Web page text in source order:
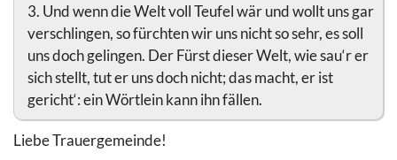
3. Und wenn die Welt voll Teufel wär und wollt uns gar
verschlingen, so fürchten wir uns nicht so sehr, es soll
uns doch gelingen. Der Fürst dieser Welt, wie sau‘r er
sich stellt, tut er uns doch nicht; das macht, er ist
gericht‘: ein Wörtlein kann ihn fällen.
Liebe Trauergemeinde!